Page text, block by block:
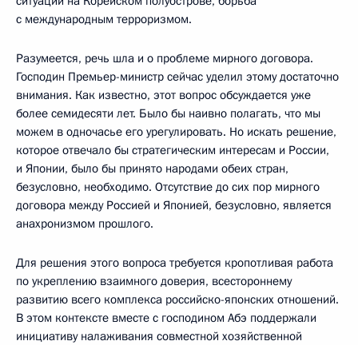
с международным терроризмом.
Разумеется, речь шла и о проблеме мирного договора.
Господин Премьер-министр сейчас уделил этому достаточно
внимания. Как известно, этот вопрос обсуждается уже
более семидесяти лет. Было бы наивно полагать, что мы
можем в одночасье его урегулировать. Но искать решение,
которое отвечало бы стратегическим интересам и России,
и Японии, было бы принято народами обеих стран,
безусловно, необходимо. Отсутствие до сих пор мирного
договора между Россией и Японией, безусловно, является
анахронизмом прошлого.
Для решения этого вопроса требуется кропотливая работа
по укреплению взаимного доверия, всестороннему
развитию всего комплекса российско-японских отношений.
В этом контексте вместе с господином Абэ поддержали
инициативу налаживания совместной хозяйственной